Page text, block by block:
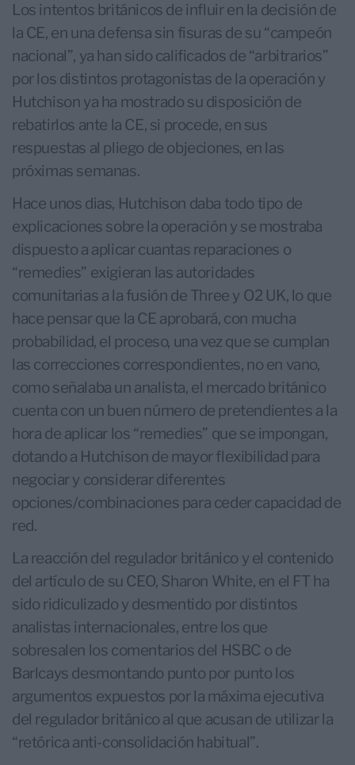
Los intentos británicos de influir en la decisión de
la CE, en una defensa sin fisuras de su “campeón
nacional”, ya han sido calificados de “arbitrarios”
por los distintos protagonistas de la operación y
Hutchison ya ha mostrado su disposición de
rebatirlos ante la CE, si procede, en sus
respuestas al pliego de objeciones, en las
próximas semanas.
Hace unos dias, Hutchison daba todo tipo de
explicaciones sobre la operación y se mostraba
dispuesto a aplicar cuantas reparaciones o
“remedies” exigieran las autoridades
comunitarias a la fusión de Three y O2 UK, lo que
hace pensar que la CE aprobará, con mucha
probabilidad, el proceso, una vez que se cumplan
las correcciones correspondientes, no en vano,
como señalaba un analista, el mercado británico
cuenta con un buen número de pretendientes a la
hora de aplicar los “remedies” que se impongan,
dotando a Hutchison de mayor flexibilidad para
negociar y considerar diferentes
opciones/combinaciones para ceder capacidad de
red.
La reacción del regulador británico y el contenido
del artículo de su CEO, Sharon White, en el FT ha
sido ridiculizado y desmentido por distintos
analistas internacionales, entre los que
sobresalen los comentarios del HSBC o de
Barlcays desmontando punto por punto los
argumentos expuestos por la máxima ejecutiva
del regulador británico al que acusan de utilizar la
“retórica anti-consolidación habitual”.